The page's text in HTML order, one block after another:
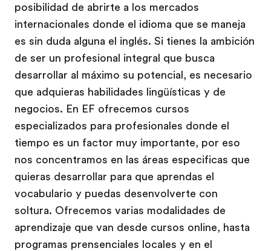
posibilidad de abrirte a los mercados
internacionales donde el idioma que se maneja
es sin duda alguna el inglés. Si tienes la ambición
de ser un profesional integral que busca
desarrollar al máximo su potencial, es necesario
que adquieras habilidades lingüísticas y de
negocios. En EF ofrecemos cursos
especializados para profesionales donde el
tiempo es un factor muy importante, por eso
nos concentramos en las áreas especificas que
quieras desarrollar para que aprendas el
vocabulario y puedas desenvolverte con
soltura. Ofrecemos varias modalidades de
aprendizaje que van desde cursos online, hasta
programas prensenciales locales y en el